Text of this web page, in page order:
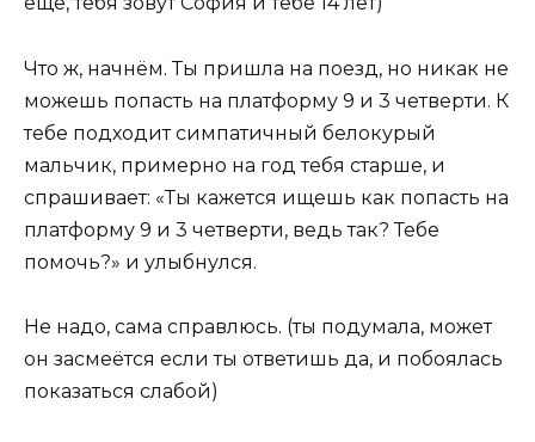
Что ж, начнём. Ты пришла на поезд, но никак не
можешь попасть на платформу 9 и 3 четверти. К
тебе подходит симпатичный белокурый
мальчик, примерно на год тебя старше, и
спрашивает: «Ты кажется ищешь как попасть на
платформу 9 и 3 четверти, ведь так? Тебе
помочь?» и улыбнулся.
Не надо, сама справлюсь. (ты подумала, может
он засмеётся если ты ответишь да, и побоялась
показаться слабой)